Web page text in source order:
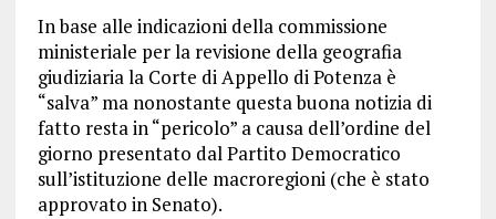
In base alle indicazioni della commissione
ministeriale per la revisione della geografia
giudiziaria la Corte di Appello di Potenza è
“salva” ma nonostante questa buona notizia di
fatto resta in “pericolo” a causa dell’ordine del
giorno presentato dal Partito Democratico
sull’istituzione delle macroregioni (che è stato
approvato in Senato).